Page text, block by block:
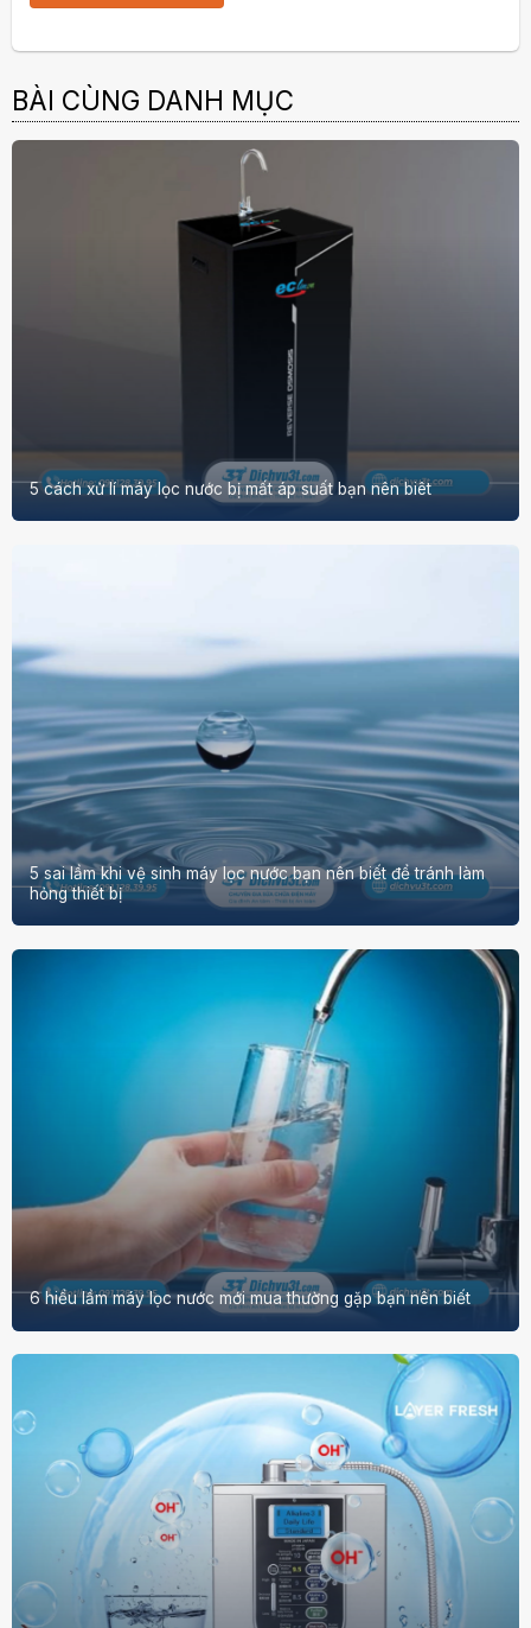
BÀI CÙNG DANH MỤC
5 cách xử lí máy lọc nước bị mất áp suất bạn nên biêt
5 sai lầm khi vệ sinh máy lọc nước bạn nên biết để tránh làm
hỏng thiết bị
6 hiểu lầm máy lọc nước mới mua thường gặp bạn nên biết